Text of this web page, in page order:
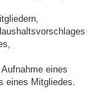
eines
eines Mitgliedes.